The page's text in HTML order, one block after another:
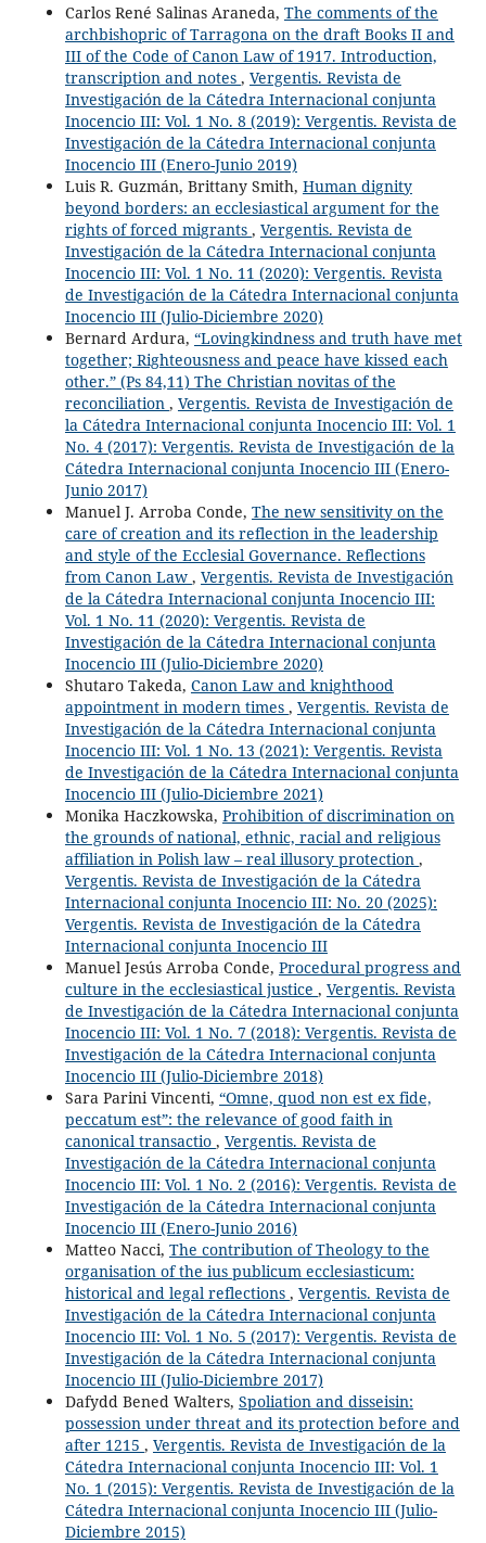
Carlos René Salinas Araneda, The comments of the
archbishopric of Tarragona on the draft Books II and
III of the Code of Canon Law of 1917. Introduction,
transcription and notes , Vergentis. Revista de
Investigación de la Cátedra Internacional conjunta
Inocencio III: Vol. 1 No. 8 (2019): Vergentis. Revista de
Investigación de la Cátedra Internacional conjunta
Inocencio III (Enero-Junio 2019)
Luis R. Guzmán, Brittany Smith, Human dignity
beyond borders: an ecclesiastical argument for the
rights of forced migrants , Vergentis. Revista de
Investigación de la Cátedra Internacional conjunta
Inocencio III: Vol. 1 No. 11 (2020): Vergentis. Revista
de Investigación de la Cátedra Internacional conjunta
Inocencio III (Julio-Diciembre 2020)
Bernard Ardura, “Lovingkindness and truth have met
together; Righteousness and peace have kissed each
other.” (Ps 84,11) The Christian novitas of the
reconciliation , Vergentis. Revista de Investigación de
la Cátedra Internacional conjunta Inocencio III: Vol. 1
No. 4 (2017): Vergentis. Revista de Investigación de la
Cátedra Internacional conjunta Inocencio III (Enero-
Junio 2017)
Manuel J. Arroba Conde, The new sensitivity on the
care of creation and its reflection in the leadership
and style of the Ecclesial Governance. Reflections
from Canon Law , Vergentis. Revista de Investigación
de la Cátedra Internacional conjunta Inocencio III:
Vol. 1 No. 11 (2020): Vergentis. Revista de
Investigación de la Cátedra Internacional conjunta
Inocencio III (Julio-Diciembre 2020)
Shutaro Takeda, Canon Law and knighthood
appointment in modern times , Vergentis. Revista de
Investigación de la Cátedra Internacional conjunta
Inocencio III: Vol. 1 No. 13 (2021): Vergentis. Revista
de Investigación de la Cátedra Internacional conjunta
Inocencio III (Julio-Diciembre 2021)
Monika Haczkowska, Prohibition of discrimination on
the grounds of national, ethnic, racial and religious
affiliation in Polish law – real illusory protection ,
Vergentis. Revista de Investigación de la Cátedra
Internacional conjunta Inocencio III: No. 20 (2025):
Vergentis. Revista de Investigación de la Cátedra
Internacional conjunta Inocencio III
Manuel Jesús Arroba Conde, Procedural progress and
culture in the ecclesiastical justice , Vergentis. Revista
de Investigación de la Cátedra Internacional conjunta
Inocencio III: Vol. 1 No. 7 (2018): Vergentis. Revista de
Investigación de la Cátedra Internacional conjunta
Inocencio III (Julio-Diciembre 2018)
Sara Parini Vincenti, “Omne, quod non est ex fide,
peccatum est”: the relevance of good faith in
canonical transactio , Vergentis. Revista de
Investigación de la Cátedra Internacional conjunta
Inocencio III: Vol. 1 No. 2 (2016): Vergentis. Revista de
Investigación de la Cátedra Internacional conjunta
Inocencio III (Enero-Junio 2016)
Matteo Nacci, The contribution of Theology to the
organisation of the ius publicum ecclesiasticum:
historical and legal reflections , Vergentis. Revista de
Investigación de la Cátedra Internacional conjunta
Inocencio III: Vol. 1 No. 5 (2017): Vergentis. Revista de
Investigación de la Cátedra Internacional conjunta
Inocencio III (Julio-Diciembre 2017)
Dafydd Bened Walters, Spoliation and disseisin:
possession under threat and its protection before and
after 1215 , Vergentis. Revista de Investigación de la
Cátedra Internacional conjunta Inocencio III: Vol. 1
No. 1 (2015): Vergentis. Revista de Investigación de la
Cátedra Internacional conjunta Inocencio III (Julio-
Diciembre 2015)